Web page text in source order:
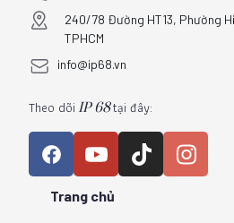
240/78 Đường HT13, Phường
TPHCM
info@ip68.vn
Theo dõi IP 68tại đây:
Trang chủ